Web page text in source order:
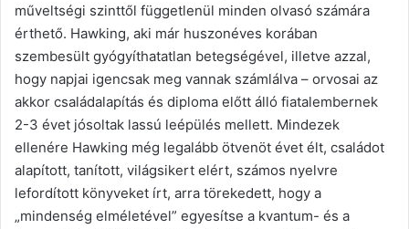
műveltségi szinttől függetlenül minden olvasó számára
érthető. Hawking, aki már huszonéves korában
szembesült gyógyíthatatlan betegségével, illetve azzal,
hogy napjai igencsak meg vannak számlálva – orvosai az
akkor családalapítás és diploma előtt álló fiatalembernek
2-3 évet jósoltak lassú leépülés mellett. Mindezek
ellenére Hawking még legalább ötvenöt évet élt, családot
alapított, tanított, világsikert elért, számos nyelvre
lefordított könyveket írt, arra törekedett, hogy a
„mindenség elméletével” egyesítse a kvantum- és a